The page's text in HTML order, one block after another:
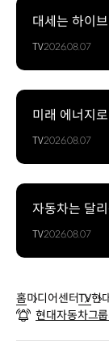
대세는 하이
TV2026.08.07
미래 에너지
TV2026.08.07
자동차는 달
TV2026.08.07
홈미디어센터TV현
급
현대자동차그